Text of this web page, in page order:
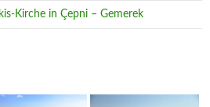
Kirche in Çepni – Gemerek